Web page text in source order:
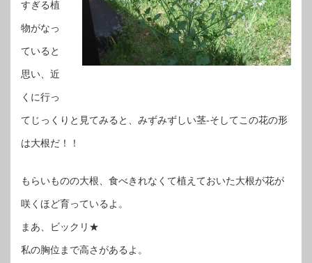
すぎる植
物がなっ
ていると
思い、近
くに行っ
てじっくりと見てみると、みずみずしい茎-そしてこの花の形
は大根だ！！
もらいものの大根、食べきれなくて植えておいた大根が花が
咲くほど育っているよ。
まあ、ビックリ★
私の胸位まで高さがあるよ。